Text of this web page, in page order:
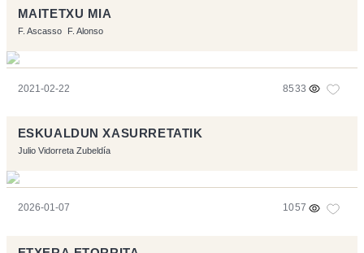
MAITETXU MIA
F. Ascasso F. Alonso
2021-02-22 8533
ESKUALDUN XASURRETATIK
Julio Vidorreta Zubeldía
2026-01-07 1057